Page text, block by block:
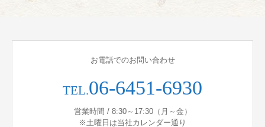
お電話でのお問い合わせ
TEL.06-6451-6930
営業時間 / 8:30～17:30（月～金）
※土曜日は当社カレンダー通り